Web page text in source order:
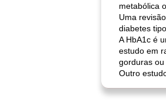
metabólica
Uma
diabetes tipo
A HbA1c é
estudo em
gorduras ou
Outro